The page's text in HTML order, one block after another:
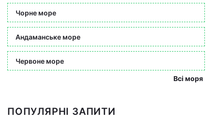
Чорне море
Андаманське море
Червоне море
Всі моря
ПОПУЛЯРНІ ЗАПИТИ